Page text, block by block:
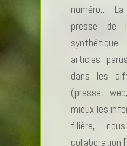
numéro…
presse de
articles
dans les
(presse,
mieux les
filière,
collaboration